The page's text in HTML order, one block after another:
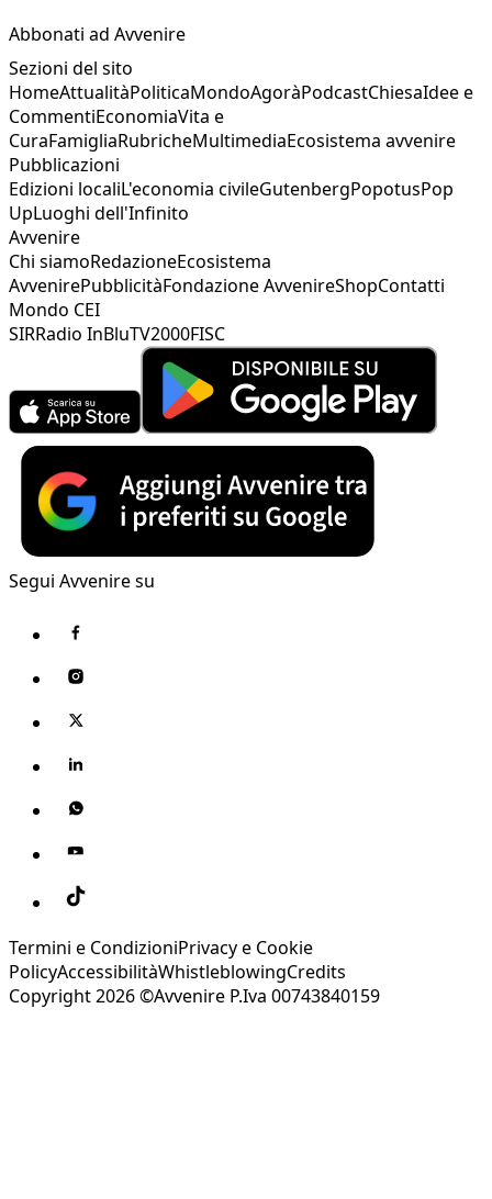
Abbonati ad Avvenire
Sezioni del sito
HomeAttualitàPoliticaMondoAgoràPodcastChiesaIdee e
CommentiEconomiaVita e
CuraFamigliaRubricheMultimediaEcosistema avvenire
Pubblicazioni
Edizioni localiL'economia civileGutenbergPopotusPop
UpLuoghi dell'Infinito
Avvenire
Chi siamoRedazioneEcosistema
AvvenirePubblicitàFondazione AvvenireShopContatti
Mondo CEI
SIRRadio InBluTV2000FISC
Segui Avvenire su
Termini e CondizioniPrivacy e Cookie
PolicyAccessibilitàWhistleblowingCredits
Copyright 2026 ©Avvenire P.Iva 00743840159